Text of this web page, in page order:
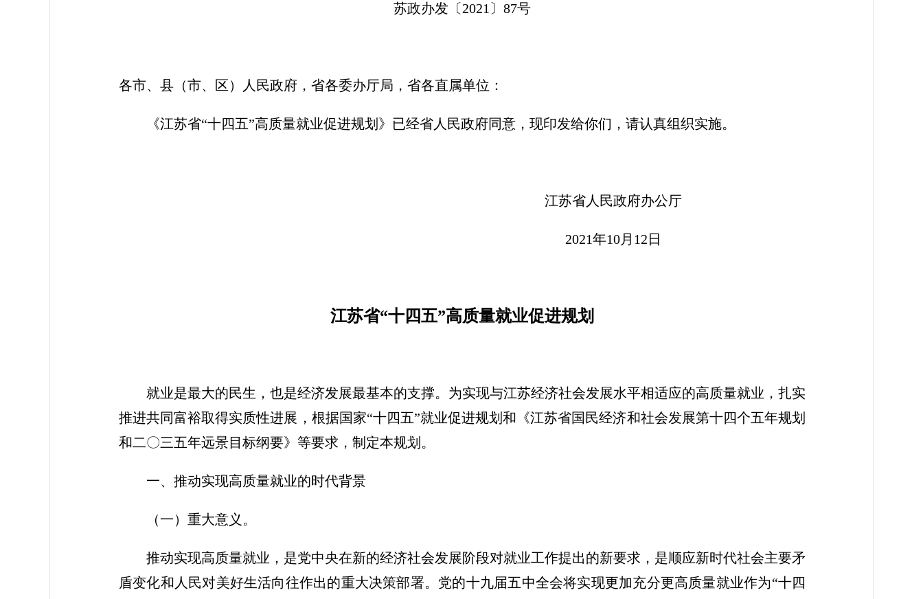
苏政办发〔2021〕87号
各市、县（市、区）人民政府，省各委办厅局，省各直属单位：
《江苏省“十四五”高质量就业促进规划》已经省人民政府同意，现印发给你们，请认真组织实施。
江苏省人民政府办公厅
2021年10月12日
江苏省“十四五”高质量就业促进规划
就业是最大的民生，也是经济发展最基本的支撑。为实现与江苏经济社会发展水平相适应的高质量就业，扎实
推进共同富裕取得实质性进展，根据国家“十四五”就业促进规划和《江苏省国民经济和社会发展第十四个五年规划
和二〇三五年远景目标纲要》等要求，制定本规划。
一、推动实现高质量就业的时代背景
（一）重大意义。
推动实现高质量就业，是党中央在新的经济社会发展阶段对就业工作提出的新要求，是顺应新时代社会主要矛
盾变化和人民对美好生活向往作出的重大决策部署。党的十九届五中全会将实现更加充分更高质量就业作为“十四